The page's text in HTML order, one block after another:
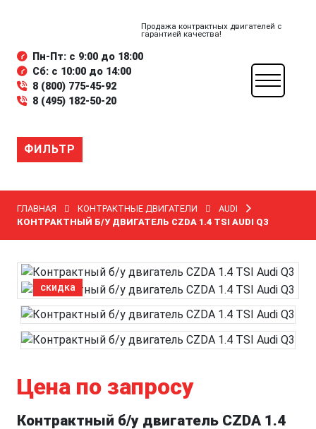
Продажа контрактных двигателей с
гарантией качества!
Пн-Пт: с 9:00 до 18:00
Сб: с 10:00 до 14:00
8 (800) 775-45-92
8 (495) 182-50-20
ФИЛЬТР
ГЛАВНАЯ КОНТРАКТНЫЕ ДВИГАТЕЛИ
AUDI
КОНТРАКТНЫЙ Б/У ДВИГАТЕЛЬ CZDA 1.4 TSI AUDI Q3
скидка
Цена по запросу
Контрактный б/у двигатель CZDA 1.4